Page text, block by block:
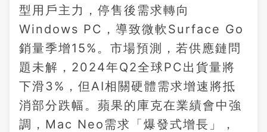
型用戶主力，停售後需求轉向
Windows PC，導致微軟Surface Go
銷量季增15%。市場預測，若供應鏈問
題未解，2024年Q2全球PC出貨量將
下滑3%，但AI相關硬體需求增速將抵
消部分跌幅。蘋果的庫克在業績會中強
調，Mac Neo需求「爆發式增長」，